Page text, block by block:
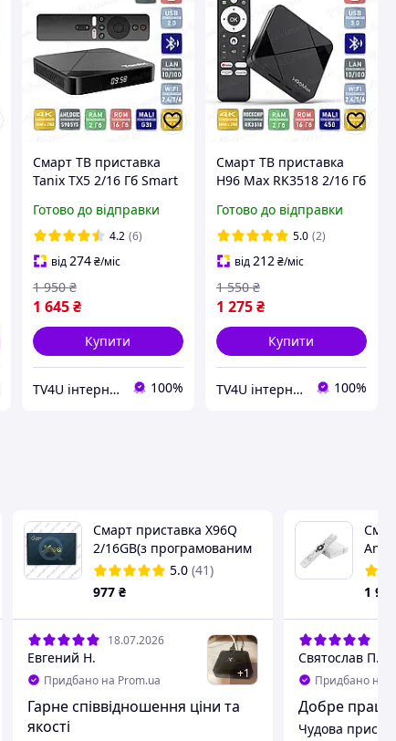
Смарт ТВ приставка
Tanix TX5 2/16 Гб Smart
Готово до відправки
4.2 (6)
від274 ₴/міс
1 645 ₴
1 950 ₴
Купити
TV4U інтернет-магазин 100%
Смарт ТВ приставка
H96 Max RK3518 2/16 Гб
Box
Готово до відправки
5.0 (2)
від212₴/міс
1 275₴
1 550 ₴
Купити
TV4U інтернет-магазин 100%
Смарт приставка X96Q
2/16GB(з програмованим
пультом)
5.0 (41)
977 ₴
18.07.2026
Евгений Н.
Придбано на Prom.ua +1
Гарне співвідношення ціни та
якості
1 950
Святослав П.
Придбано на
Добре
Чудова